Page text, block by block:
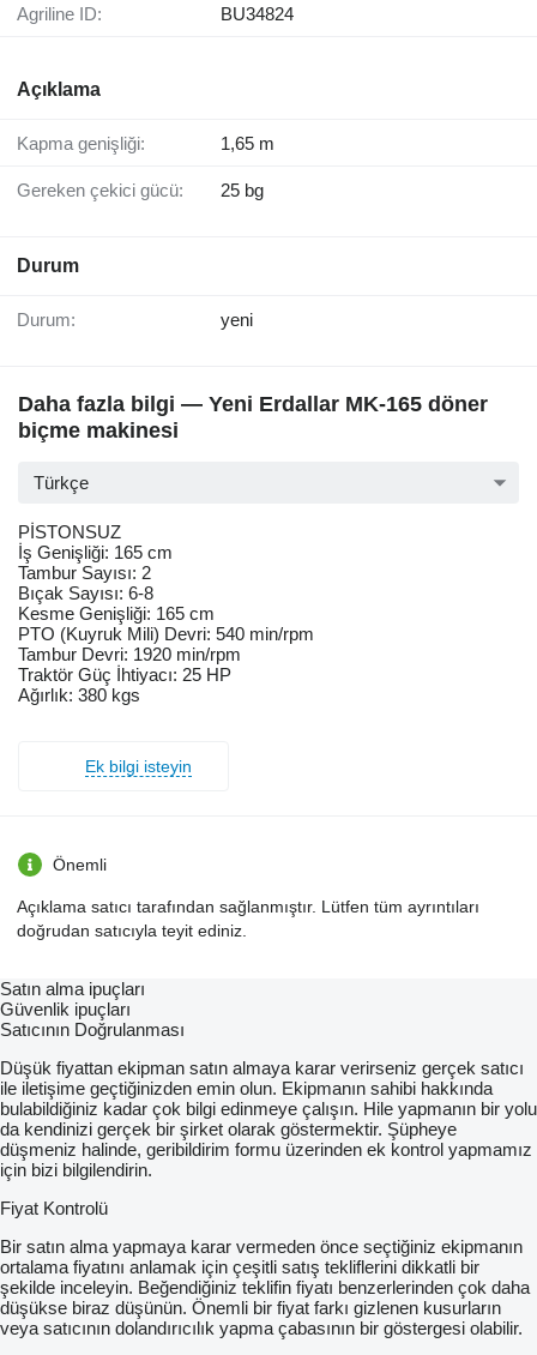
Agriline ID: BU34824
Açıklama
Kapma genişliği: 1,65 m
Gereken çekici gücü: 25 bg
Durum
Durum: yeni
Daha fazla bilgi — Yeni Erdallar MK-165 döner
biçme makinesi
Türkçe
PİSTONSUZ
İş Genişliği: 165 cm
Tambur Sayısı: 2
Bıçak Sayısı: 6-8
Kesme Genişliği: 165 cm
PTO (Kuyruk Mili) Devri: 540 min/rpm
Tambur Devri: 1920 min/rpm
Traktör Güç İhtiyacı: 25 HP
Ağırlık: 380 kgs
Ek bilgi isteyin
Önemli
Açıklama satıcı tarafından sağlanmıştır. Lütfen tüm ayrıntıları
doğrudan satıcıyla teyit ediniz.
Satın alma ipuçları
Güvenlik ipuçları
Satıcının Doğrulanması
Düşük fiyattan ekipman satın almaya karar verirseniz gerçek satıcı
ile iletişime geçtiğinizden emin olun. Ekipmanın sahibi hakkında
bulabildiğiniz kadar çok bilgi edinmeye çalışın. Hile yapmanın bir yolu
da kendinizi gerçek bir şirket olarak göstermektir. Şüpheye
düşmeniz halinde, geribildirim formu üzerinden ek kontrol yapmamız
için bizi bilgilendirin.
Fiyat Kontrolü
Bir satın alma yapmaya karar vermeden önce seçtiğiniz ekipmanın
ortalama fiyatını anlamak için çeşitli satış tekliflerini dikkatli bir
şekilde inceleyin. Beğendiğiniz teklifin fiyatı benzerlerinden çok daha
düşükse biraz düşünün. Önemli bir fiyat farkı gizlenen kusurların
veya satıcının dolandırıcılık yapma çabasının bir göstergesi olabilir.